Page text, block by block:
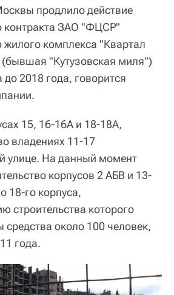
продлило действие
контракта ЗАО "ФЦСР"
жилого комплекса "Квартал
"Кутузовская миля")
до 2018 года, говорится
15, 16-16А и 18-18А,
владениях 11-17
улице. На данный момент
корпусов 2 АБВ и 13-
18-го корпуса,
строительства которого
около 100 человек,
года.